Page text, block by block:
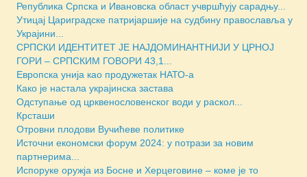
Република Српска и Ивановска област учвршћују сарадњу...
Утицај Цариградске патријаршије на судбину православља у
Украјини...
СРПСКИ ИДЕНТИТЕТ ЈЕ НАЈДОМИНАНТНИЈИ У ЦРНОЈ
ГОРИ – СРПСКИМ ГОВОРИ 43,1...
Европска унија као продужетак НАТО-а
Како је настала украјинска застава
Одступање од црквенословенског води у раскол...
Крсташи
Отровни плодови Вучићеве политике
Источни економски форум 2024: у потрази за новим
партнерима...
Испоруке оружја из Босне и Херцеговине – коме је то